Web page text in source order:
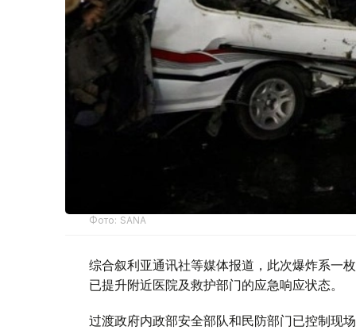
Фото: SANA
综合叙利亚通讯社等媒体报道，此次爆炸系一
已提升附近医院及救护部门的应急响应状态。
过渡政府内政部安全部队和民防部门已控制现